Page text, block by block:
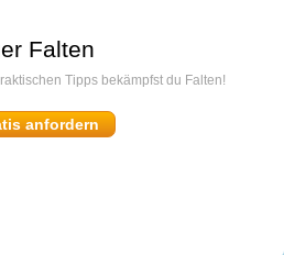
Falten
Tipps bekämpfst du Falten!
anfordern